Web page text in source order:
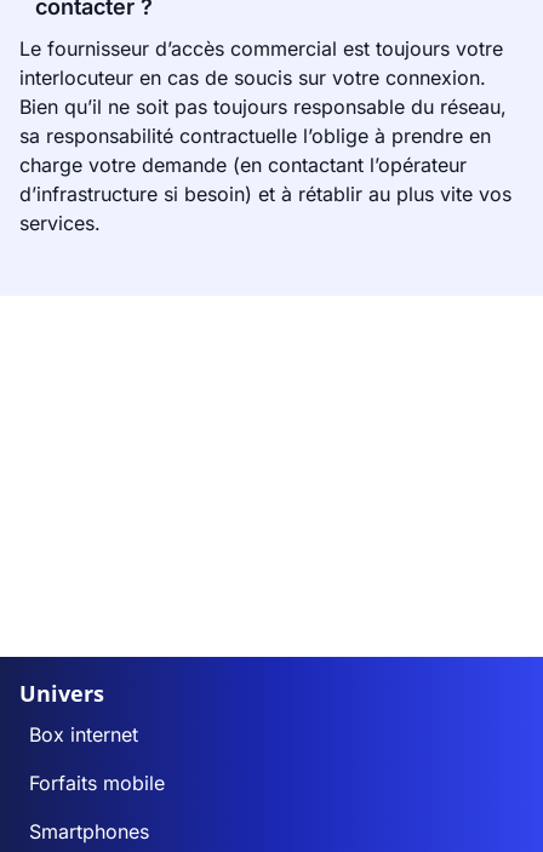
contacter ?
Le fournisseur d’accès commercial est toujours votre
interlocuteur en cas de soucis sur votre connexion.
Bien qu’il ne soit pas toujours responsable du réseau,
sa responsabilité contractuelle l’oblige à prendre en
charge votre demande (en contactant l’opérateur
d’infrastructure si besoin) et à rétablir au plus vite vos
services.
Univers
Box internet
Forfaits mobile
Smartphones